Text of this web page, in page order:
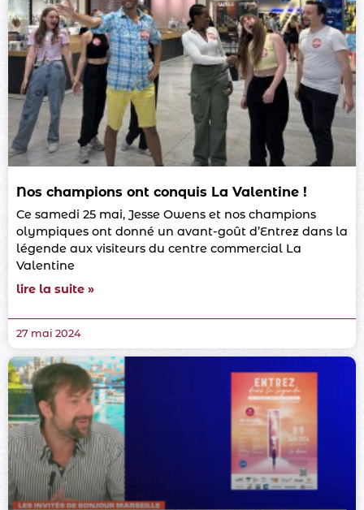
Nos champions ont conquis La Valentine !
Ce samedi 25 mai, Jesse Owens et nos champions
olympiques ont donné un avant-goût d’Entrez dans la
légende aux visiteurs du centre commercial La
Valentine
lire la suite »
27 mai 2024